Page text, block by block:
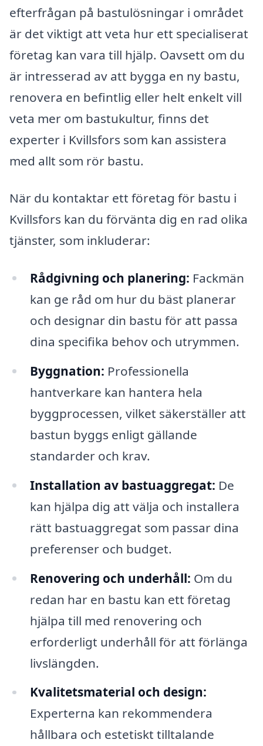
efterfrågan på bastulösningar i området
är det viktigt att veta hur ett specialiserat
företag kan vara till hjälp. Oavsett om du
är intresserad av att bygga en ny bastu,
renovera en befintlig eller helt enkelt vill
veta mer om bastukultur, finns det
experter i Kvillsfors som kan assistera
med allt som rör bastu.
När du kontaktar ett företag för bastu i
Kvillsfors kan du förvänta dig en rad olika
tjänster, som inkluderar:
Rådgivning och planering: Fackmän
kan ge råd om hur du bäst planerar
och designar din bastu för att passa
dina specifika behov och utrymmen.
Byggnation: Professionella
hantverkare kan hantera hela
byggprocessen, vilket säkerställer att
bastun byggs enligt gällande
standarder och krav.
Installation av bastuaggregat: De
kan hjälpa dig att välja och installera
rätt bastuaggregat som passar dina
preferenser och budget.
Renovering och underhåll: Om du
redan har en bastu kan ett företag
hjälpa till med renovering och
erforderligt underhåll för att förlänga
livslängden.
Kvalitetsmaterial och design:
Experterna kan rekommendera
hållbara och estetiskt tilltalande